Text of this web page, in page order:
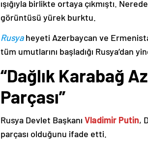
ışığıyla birlikte ortaya çıkmıştı.
görüntüsü yürek burktu.
Rusyaheyeti Azerbaycan ve
tüm umutlarını başladığı Rusya’dan
“Dağlık Karabağ
Parçası”
Rusya Devlet Başkanı Vladimir Putin,
parçası olduğunu ifade etti.